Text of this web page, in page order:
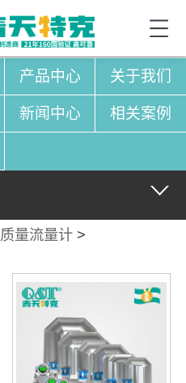
产品中心 关于我们
新闻中心 相关案例
质量流量计 >